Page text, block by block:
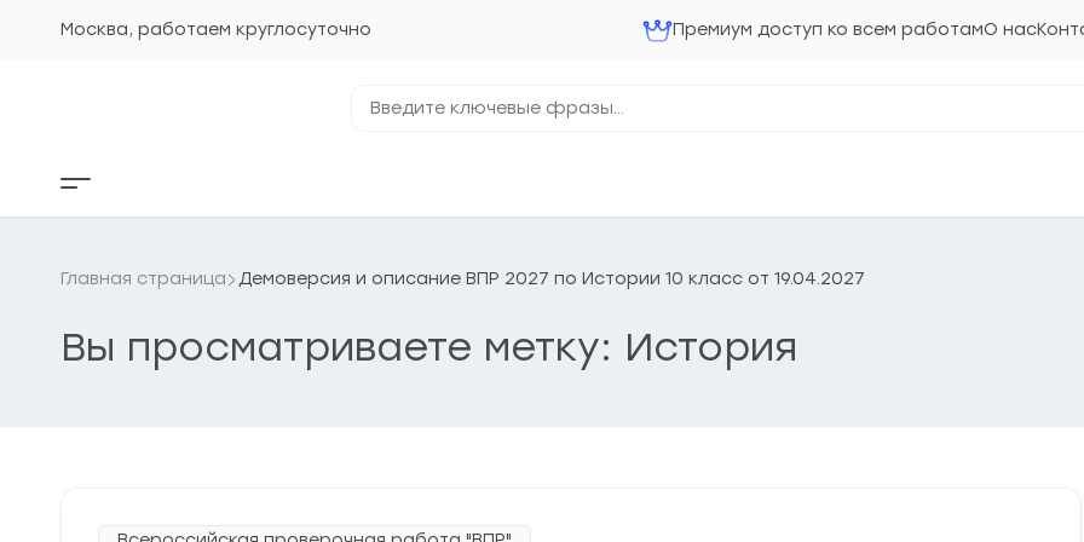
Москва, работаем круглосуточно Премиум доступ ко всем работамО нас
ключевые
Кнопка
бокового
Главная страница Демоверсия и описание ВПР 2027 по Истории 10 класс от 19.04.2027
Вы просматриваете метку: История